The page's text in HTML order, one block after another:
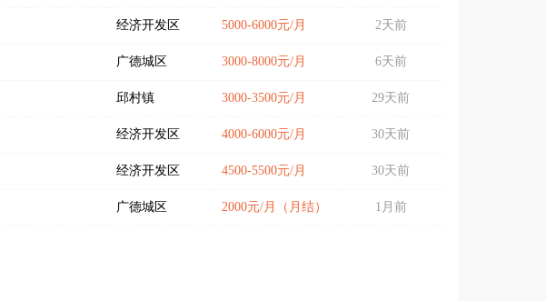
经济开发区 5000-6000元/月 2天前
广德城区 3000-8000元/月 6天前
邱村镇 3000-3500元/月 29天前
经济开发区 4000-6000元/月 30天前
经济开发区 4500-5500元/月 30天前
广德城区 2000元/月（月结） 1月前